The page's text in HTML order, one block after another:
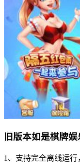
旧版本如是棋牌
1、支持完全离线运